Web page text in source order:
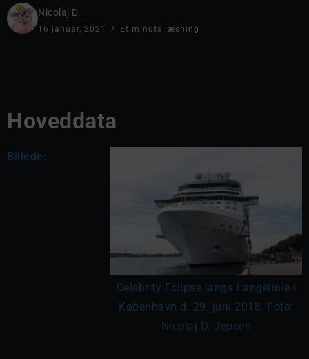
Nicolaj D.
16 januar, 2021 Et minuts læsning
Hoveddata
Billede:
Celebrity Eclipse langs Langelinie i
København d. 29. juni 2018. Foto:
Nicolaj D. Jepsen